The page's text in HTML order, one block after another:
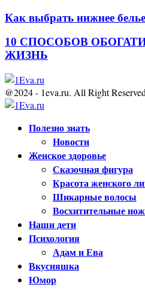
Как выбрать нижнее
10 СПОСОБОВ
ЖИЗНЬ
@2024 - 1eva.ru. All Right
Полезно знать
Новости
Женское здоровье
Сказочная фигура
Красота женского
Шикарные волосы
Восхитительные
Наши дети
Психология
Адам и Ева
Вкусняшка
Юмор